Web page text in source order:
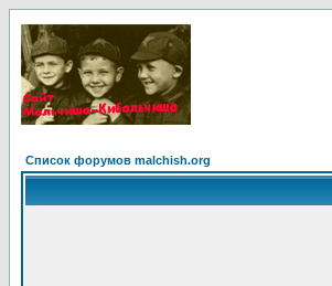
Список форумов malchish.org